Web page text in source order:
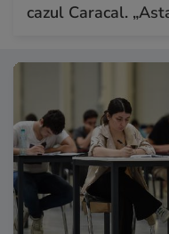
cazul Caracal.